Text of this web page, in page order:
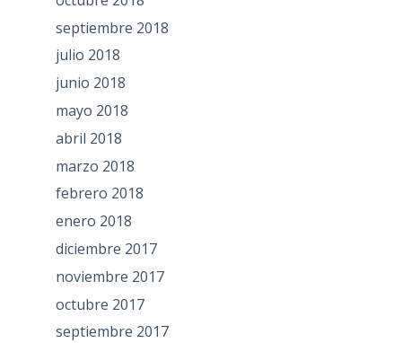
septiembre 2018
julio 2018
junio 2018
mayo 2018
abril 2018
marzo 2018
febrero 2018
enero 2018
diciembre 2017
noviembre 2017
octubre 2017
septiembre 2017